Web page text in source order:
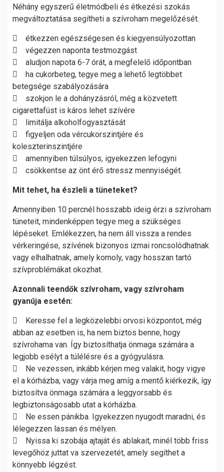
Néhány egyszerű életmódbeli és étkezési szokás
megváltoztatása segítheti a szívroham megelőzését.
 étkezzen egészségesen és kiegyensúlyozottan
 végezzen naponta testmozgást
 aludjon napota 6-7 órát, a megfelelő időpontban
 ha cukorbeteg, tegye meg a lehető legtöbbet
betegsége szabályozására
 szokjon le a dohányzásról, még a közvetett
cigarettafüst is káros lehet szívére
 limitálja alkoholfogyasztását
 figyeljen oda vércukorszintjére és
koleszterinszintjére
 amennyiben túlsúlyos, igyekezzen lefogyni
 csökkentse az önt érő stressz mennyiségét.
Mit tehet, ha észleli a tüneteket?
Amennyiben 10 percnél hosszabb ideig érzi a szívroham
tüneteit, mindenképpen tegye meg a szükséges
lépéseket. Emlékezzen, ha nem áll vissza a rendes
vérkeringése, szívének bizonyos izmai roncsolódhatnak
vagy elhalhatnak, amely komoly, vagy hosszan tartó
szívproblémákat okozhat.
Azonnali teendők szívroham, vagy szívroham
gyanúja esetén:
 Keresse fel a legközelebbi orvosi központot, még
abban az esetben is, ha nem biztos benne, hogy
szívrohama van. Így biztosíthatja önmaga számára a
legjobb esélyt a túlélésre és a gyógyulásra.
 Ne vezessen, inkább kérjen meg valakit, hogy vigye
el a kórházba, vagy várja meg amíg a mentő kiérkezik, így
biztosítva önmaga számára a leggyorsabb és
legbiztonságosabb utat a kórházba.
 Ne essen pánikba. Igyekezzen nyugodt maradni, és
lélegezzen lassan és mélyen.
 Nyissa ki szobája ajtaját és ablakait, minél több friss
levegőhöz juttat va szervezetét, amely segíthet a
könnyebb légzést.